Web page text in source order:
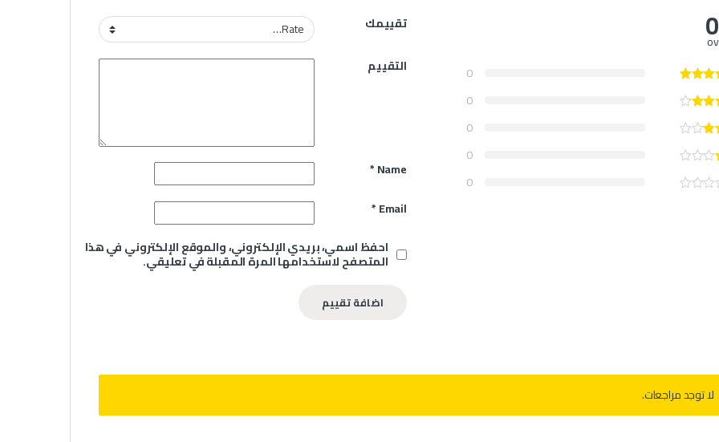
0
0
0
0
0
تقييمك
التقييم
Name
*
Email
*
احفظ اسمي، بريدي الإلكتروني، والموقع الإلكتروني في هذا
المتصفح لاستخدامها المرة المقبلة في تعليقي.
لا توجد مراجعات.